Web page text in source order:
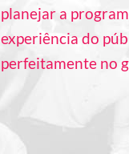
planejar a
experiência do
perfeitamente no